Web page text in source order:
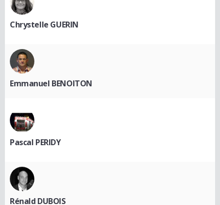
Chrystelle GUERIN
Emmanuel BENOITON
Pascal PERIDY
Rénald DUBOIS